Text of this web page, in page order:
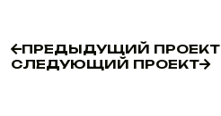
ПРЕДЫДУЩИЙ ПРОЕКТ
ПРЕДЫДУЩИЙ ПРОЕКТ
СЛЕДУЮЩИЙ ПРОЕКТ